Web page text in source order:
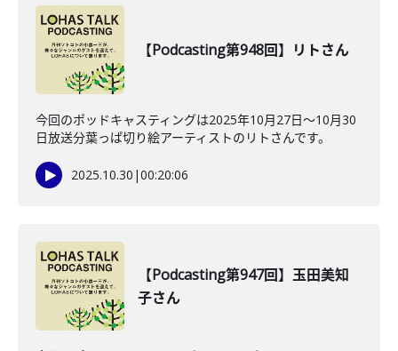
【Podcasting第948回】リトさん
今回のポッドキャスティングは2025年10月27日〜10月30
日放送分葉っぱ切り絵アーティストのリトさんです。
2025.10.30 |00:20:06
【Podcasting第947回】玉田美知
子さん